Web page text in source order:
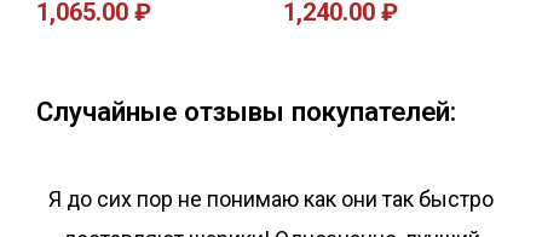
1,065.00 ₽ 1,240.00 ₽
Случайные отзывы покупателей:
Я до сих пор не понимаю как они так быстро